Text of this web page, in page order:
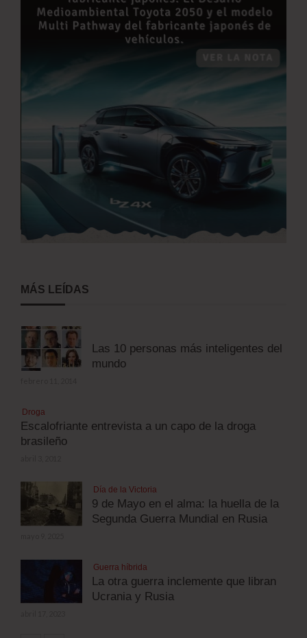
MÁS LEÍDAS
Las 10 personas más inteligentes del
mundo
Droga
Escalofriante entrevista a un capo de la droga
brasileño
Día de la Victoria
9 de Mayo en el alma: la huella de la
Segunda Guerra Mundial en Rusia
Guerra híbrida
La otra guerra inclemente que libran
Ucrania y Rusia